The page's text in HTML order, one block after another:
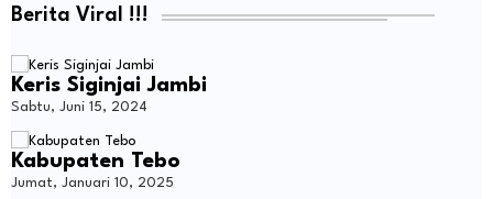
Berita Viral !!!
Keris Siginjai Jambi
Sabtu, Juni 15, 2024
Kabupaten Tebo
Jumat, Januari 10, 2025